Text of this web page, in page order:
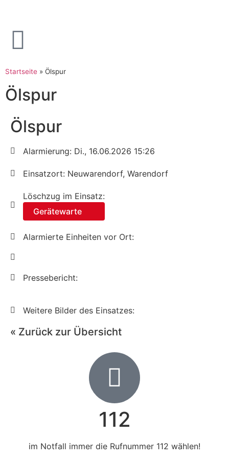
Startseite » Ölspur
Ölspur
Ölspur
Alarmierung: Di., 16.06.2026 15:26
Einsatzort: Neuwarendorf, Warendorf
Löschzug im Einsatz:
Gerätewarte
Alarmierte Einheiten vor Ort:
Pressebericht:
Weitere Bilder des Einsatzes:
« Zurück zur Übersicht
112
im Notfall immer die Rufnummer 112 wählen!